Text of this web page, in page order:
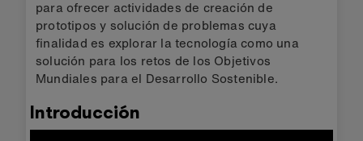
para ofrecer actividades de creación de
prototipos y solución de problemas cuya
finalidad es explorar la tecnología como una
solución para los retos de los Objetivos
Mundiales para el Desarrollo Sostenible.
Introducción